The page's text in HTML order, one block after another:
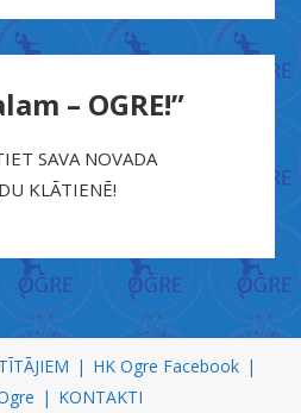
– OGRE!”
SAVA NOVADA
KLĀTIENĒ!
HK Ogre Facebook
KONTAKTI